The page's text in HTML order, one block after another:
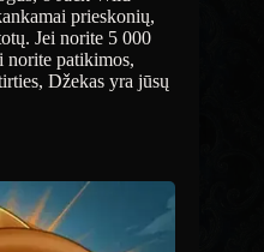
prieskonių,
Jei norite 5 000
norite patikimos,
Džekas yra jūsų